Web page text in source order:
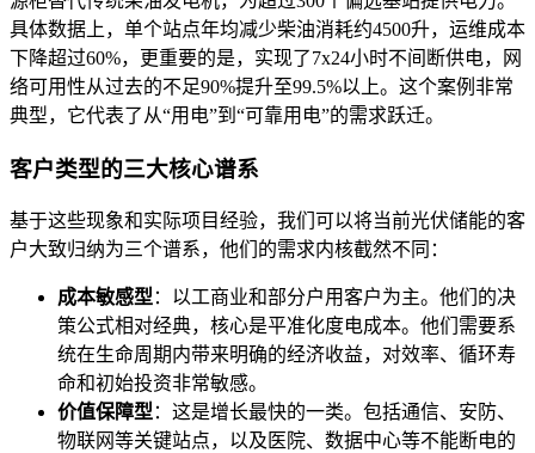
具体数据上，单个站点年均减少柴油消耗约4500升，运维成本
下降超过60%，更重要的是，实现了7x24小时不间断供电，网
络可用性从过去的不足90%提升至99.5%以上。这个案例非常
典型，它代表了从“用电”到“可靠用电”的需求跃迁。
客户类型的三大核心谱系
基于这些现象和实际项目经验，我们可以将当前光伏储能的客
户大致归纳为三个谱系，他们的需求内核截然不同：
成本敏感型 ：以工商业和部分户用客户为主。他们的决
策公式相对经典，核心是平准化度电成本。他们需要系
统在生命周期内带来明确的经济收益，对效率、循环寿
命和初始投资非常敏感。
价值保障型 ：这是增长最快的一类。包括通信、安防、
物联网等关键站点，以及医院、数据中心等不能断电的